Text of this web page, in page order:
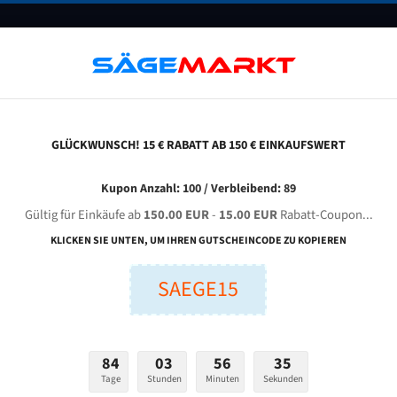
FAQ GUTSCHEINE BLOG KONTAKT
ECO 320 G stufenloser Antrieb / HSS für 4200 mm Bi-
Bandsägeblätter
Breite (mm):
GLÜCKWUNSCH! 15 € RABATT AB 150 € EINKAUFSWERT
Kupon Anzahl: 100 / Verbleibend: 89
Gültig für Einkäufe ab150.00 EUR- 15.00 EURRabatt-Coupon...
KLICKEN SIE UNTEN, UM IHREN GUTSCHEINCODE ZU KOPIEREN
SAEGE15
84
Tage
03
Stunden
56
Minuten
34
Sekunden